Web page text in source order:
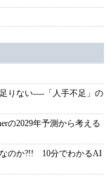
りない----「人手不足」の
の2029年予測から考える
のか?!! 10分でわかるAI